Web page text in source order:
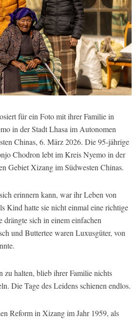
für ein Foto mit ihrer Familie in
in der Stadt Lhasa im Autonomen
Chinas, 6. März 2026. Die 95-jährige
Chodron lebt im Kreis Nyemo in der
Gebiet Xizang im Südwesten Chinas.
erinnern kann, war ihr Leben von
Kind hatte sie nicht einmal eine richtige
drängte sich in einem einfachen
und Buttertee waren Luxusgüter, von
zu halten, blieb ihrer Familie nichts
Die Tage des Leidens schienen endlos.
Reform in Xizang im Jahr 1959, als